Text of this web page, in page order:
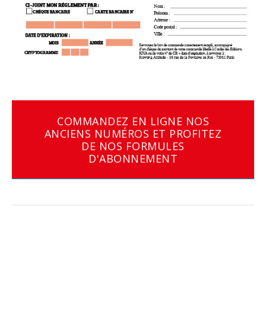
COMMANDEZ EN LIGNE NOS
ANCIENS NUMÉROS ET PROFITEZ
DE NOS FORMULES
D'ABONNEMENT